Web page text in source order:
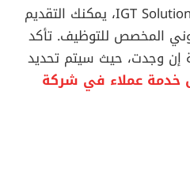
إذا كنت ترى أن لديك المؤهلات المطلوبة وترغب في الانضمام إلى فريق IGT Solutions، يمكنك التقديم
المخصص للتوظيف. تأكد
إن وجدت، حيث سيتم تحديد
خدمة عملاء في شركة